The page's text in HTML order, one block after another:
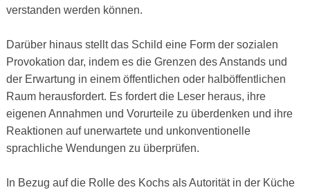
verstanden werden können.
Darüber hinaus stellt das Schild eine Form der sozialen
Provokation dar, indem es die Grenzen des Anstands und
der Erwartung in einem öffentlichen oder halböffentlichen
Raum herausfordert. Es fordert die Leser heraus, ihre
eigenen Annahmen und Vorurteile zu überdenken und ihre
Reaktionen auf unerwartete und unkonventionelle
sprachliche Wendungen zu überprüfen.
In Bezug auf die Rolle des Kochs als Autorität in der Küche